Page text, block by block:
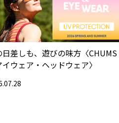
日差しも、遊びの味方〈CHUMS
イウェア・ヘッドウェア〉